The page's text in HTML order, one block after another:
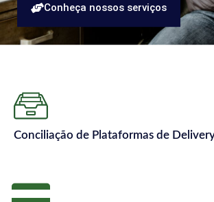
Conheça nossos serviços
Conciliação de Plataformas de